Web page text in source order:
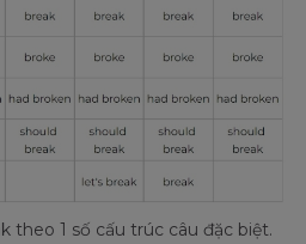
theo 1 số cấu trúc câu đặc biệt.